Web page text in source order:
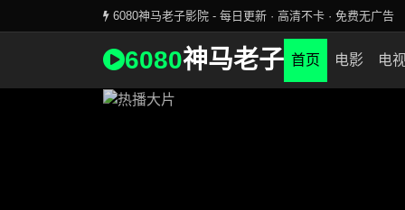
6080神马老子影院 - 每日更新 · 高清不卡 · 免费无广告
6080神马老子 首页 电影 电
全网首播 · 最新大片
6080神马老子影院独家更新